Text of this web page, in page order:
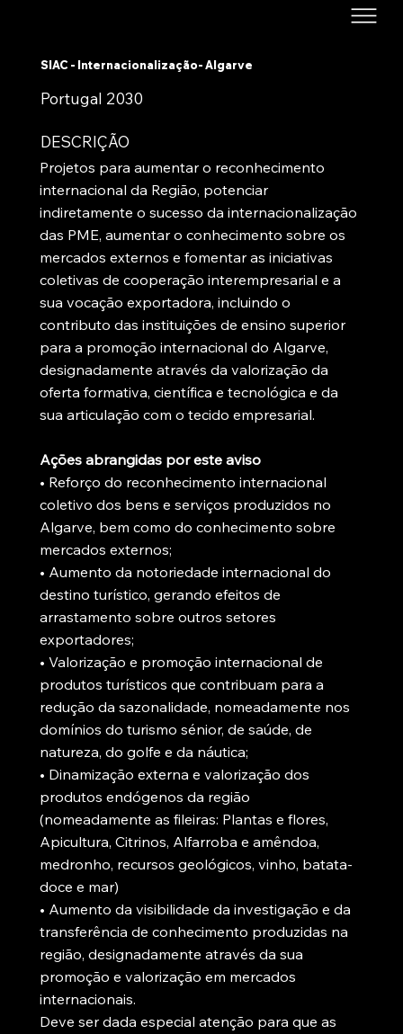
SIAC - Internacionalização- Algarve
Portugal 2030
DESCRIÇÃO
Projetos para aumentar o reconhecimento
internacional da Região, potenciar
indiretamente o sucesso da internacionalização
das PME, aumentar o conhecimento sobre os
mercados externos e fomentar as iniciativas
coletivas de cooperação interempresarial e a
sua vocação exportadora, incluindo o
contributo das instituições de ensino superior
para a promoção internacional do Algarve,
designadamente através da valorização da
oferta formativa, científica e tecnológica e da
sua articulação com o tecido empresarial.
Ações abrangidas por este aviso
• Reforço do reconhecimento internacional
coletivo dos bens e serviços produzidos no
Algarve, bem como do conhecimento sobre
mercados externos;
• Aumento da notoriedade internacional do
destino turístico, gerando efeitos de
arrastamento sobre outros setores
exportadores;
• Valorização e promoção internacional de
produtos turísticos que contribuam para a
redução da sazonalidade, nomeadamente nos
domínios do turismo sénior, de saúde, de
natureza, do golfe e da náutica;
• Dinamização externa e valorização dos
produtos endógenos da região
(nomeadamente as fileiras: Plantas e flores,
Apicultura, Citrinos, Alfarroba e amêndoa,
medronho, recursos geológicos, vinho, batata-
doce e mar)
• Aumento da visibilidade da investigação e da
transferência de conhecimento produzidas na
região, designadamente através da sua
promoção e valorização em mercados
internacionais.
Deve ser dada especial atenção para que as